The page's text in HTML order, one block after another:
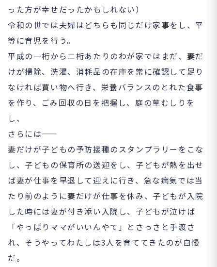
った方が幸せだったかもしれない）
令和の世では夫婦はどちらも同じだけ家事をし、平
等に育児を行う。
平成の一桁から二桁あたりのわが家ではまだ、妻だ
けが掃除、洗濯、消耗品の在庫を常に確認して足り
なければ買い物へ行き、栄養バランスのとれた食事
を作り、ごみ回収の日を把握し、庭の草むしりを
し、
さらには――
妻だけが子どもの予防接種のスタンプラリーをこな
し、子どもの保育所の送迎をし、子どもが熱を出せ
ば妻が仕事を早退して迎えに行き、急な病気では当
たり前のように妻だけが仕事を休み、子どもが入院
した時には妻が付き添い入院し、子どもが泣けば
「やっぱりママがいいんやて」とさっさと手渡さ
れ、そうやってわたしは3人を育ててきたのが自慢
だ。